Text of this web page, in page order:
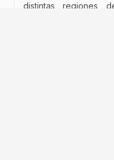
distintas regiones